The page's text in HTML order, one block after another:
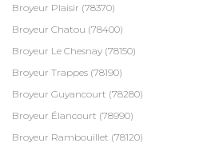
Broyeur Plaisir (78370)
Broyeur Chatou (78400)
Broyeur Le Chesnay (78150)
Broyeur Trappes (78190)
Broyeur Guyancourt (78280)
Broyeur Élancourt (78990)
Broyeur Rambouillet (78120)